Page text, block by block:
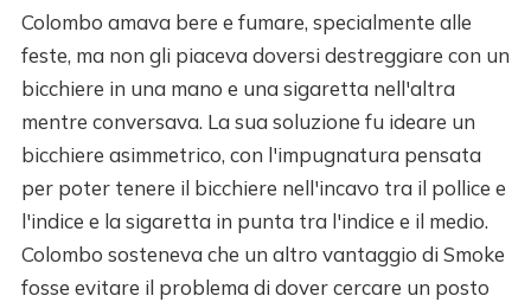
Colombo amava bere e fumare, specialmente alle
feste, ma non gli piaceva doversi destreggiare con un
bicchiere in una mano e una sigaretta nell'altra
mentre conversava. La sua soluzione fu ideare un
bicchiere asimmetrico, con l'impugnatura pensata
per poter tenere il bicchiere nell'incavo tra il pollice e
l'indice e la sigaretta in punta tra l'indice e il medio.
Colombo sosteneva che un altro vantaggio di Smoke
fosse evitare il problema di dover cercare un posto